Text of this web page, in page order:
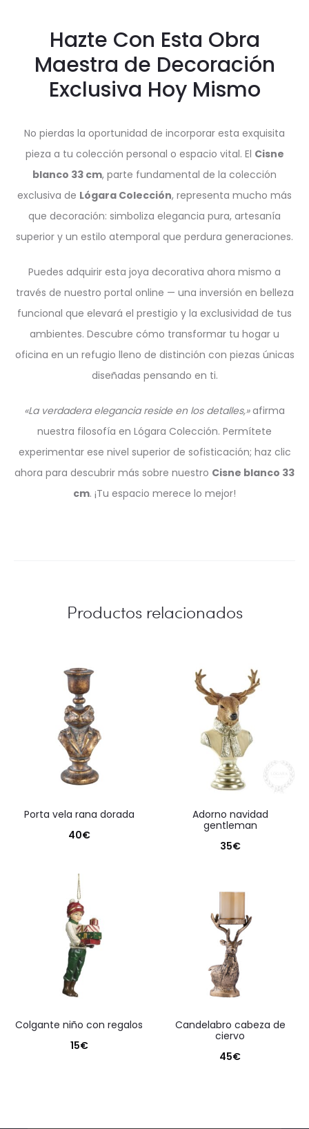
Hazte Con Esta Obra
Maestra de Decoración
Exclusiva Hoy Mismo
No pierdas la oportunidad de incorporar esta exquisita
pieza a tu colección personal o espacio vital. El Cisne
blanco 33 cm, parte fundamental de la colección
exclusiva de Lógara Colección, representa mucho más
que decoración: simboliza elegancia pura, artesanía
superior y un estilo atemporal que perdura generaciones.
Puedes adquirir esta joya decorativa ahora mismo a
través de nuestro portal online — una inversión en belleza
funcional que elevará el prestigio y la exclusividad de tus
ambientes. Descubre cómo transformar tu hogar u
oficina en un refugio lleno de distinción con piezas únicas
diseñadas pensando en ti.
«La verdadera elegancia reside en los detalles,»afirma
nuestra filosofía en Lógara Colección. Permítete
experimentar ese nivel superior de sofisticación; haz clic
ahora para descubrir más sobre nuestro Cisne blanco 33
cm. ¡Tu espacio merece lo mejor!
Productos relacionados
porta vela rana dorada
40€
adorno navidad
gentleman
35€
colgante niño con regalos
15€
candelabro cabeza de
ciervo
45€